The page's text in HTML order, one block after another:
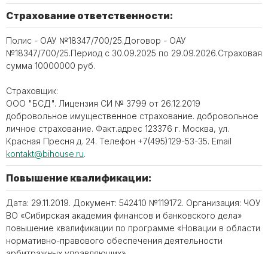
Страхование ответственности:
Полис - ОАУ №18347/700/25.Договор - ОАУ
№18347/700/25.Период с 30.09.2025 по 29.09.2026.Страховая
сумма 10000000 руб.
Страховщик:
ООО "БСД". Лицензия СИ № 3799 от 26.12.2019
добровольное имущественное страхование. добровольное
личное страхование. Факт.адрес 123376 г. Москва, ул.
Красная Пресня д. 24. Телефон ‪+7(495)129-53-35. Email
kontakt@bihouse.ru.
Повышение квалификации:
Дата: 29.11.2019. Документ: 542410 №119172. Организация: ЧОУ
ВО «Сибирская академия финансов и банковского дела»
повышение квалификации по программе «Новации в области
нормативно-правового обеспечения деятельности